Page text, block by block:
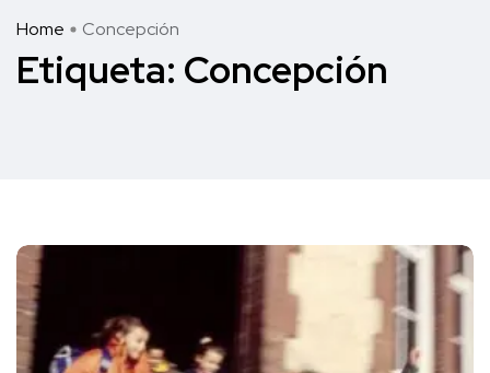
Home Concepción
Etiqueta: Concepción